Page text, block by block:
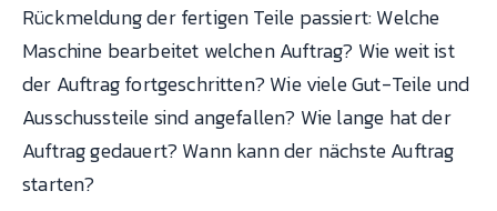
Rückmeldung der fertigen Teile passiert: Welche
Maschine bearbeitet welchen Auftrag? Wie weit ist
der Auftrag fortgeschritten? Wie viele Gut-Teile und
Ausschussteile sind angefallen? Wie lange hat der
Auftrag gedauert? Wann kann der nächste Auftrag
starten?